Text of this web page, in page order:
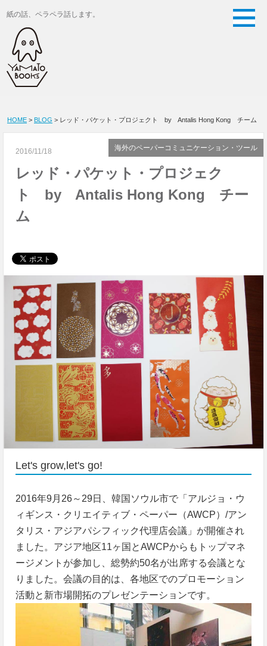
紙の話、ペラペラ話します。
HOME > BLOG > レッド・パケット・プロジェクト by Antalis Hong Kong チーム
海外のペーパーコミュニケーション・ツール
2016/11/18
レッド・パケット・プロジェク
ト by Antalis Hong Kong チー
ム
Let's grow,let's go!
2016年9月26～29日、韓国ソウル市で「アルジョ・ウ
ィギンス・クリエイティブ・ペーパー（AWCP）/アン
タリス・アジアパシフィック代理店会議」が開催され
ました。アジア地区11ヶ国とAWCPからもトップマネ
ージメントが参加し、総勢約50名が出席する会議とな
りました。会議の目的は、各地区でのプロモーション
活動と新市場開拓のプレゼンテーションです。